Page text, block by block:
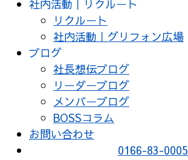
社内活動｜リクルート
リクルート
社内活動｜グリフォン広場
ブログ
社長想伝ブログ
リーダーブログ
メンバーブログ
BOSSコラム
お問い合わせ
0166-83-0005